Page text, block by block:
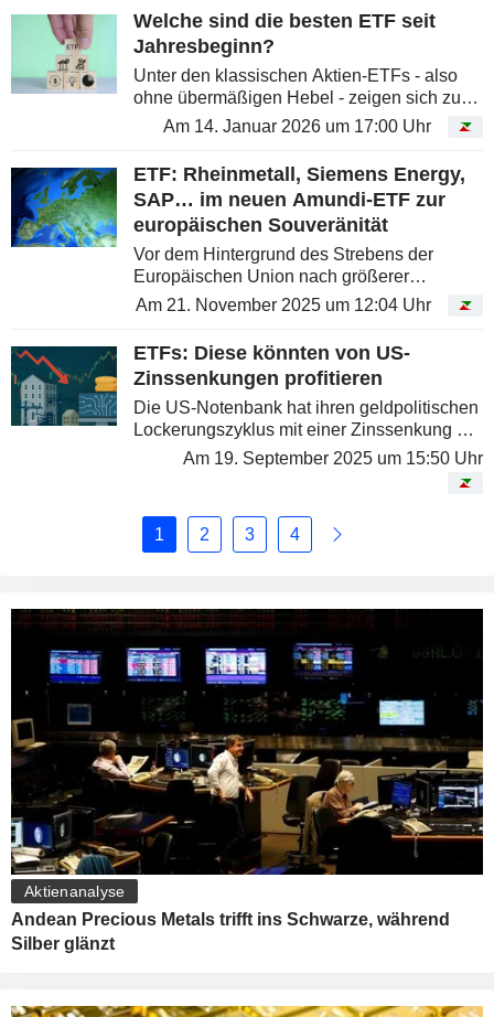
Gleichwohl erweist es sich in...
Welche sind die besten ETF seit
Jahresbeginn?
Unter den klassischen Aktien-ETFs - also
ohne übermäßigen Hebel - zeigen sich zu
Beginn des Jahres 2026 einige
liegenden Themen überraschen wenig:...
Am 14. Januar 2026 um 17:00 Uhr
ETF: Rheinmetall, Siemens Energy,
SAP… im neuen Amundi-ETF zur
europäischen Souveränität
Vor dem Hintergrund des Strebens der
Europäischen Union nach größerer
strategischer Unabhängigkeit hat Amundi
UCITS ETF Acc aufgelegt. Der neue...
Am 21. November 2025 um 12:04 Uhr
ETFs: Diese könnten von US-
Zinssenkungen profitieren
Die US-Notenbank hat ihren geldpolitischen
Lockerungszyklus mit einer Zinssenkung um
25 Basispunkte eingeleitet. Zwar hat Jerome
Powell betont, dass im kommenden Jahr mit
Am 19. September 2025 um 15:50 Uhr
1 2 3 4
Aktienanalyse
Andean Precious Metals trifft ins Schwarze, während
Silber glänzt